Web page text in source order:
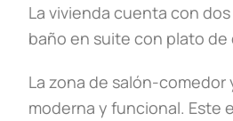
La vivienda cuenta con
baño en suite con plato
La zona de salón-comedor
moderna y funcional. Este